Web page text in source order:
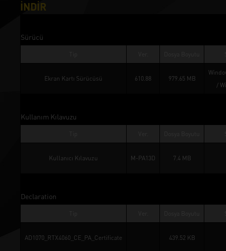
İNDİR
Sürücü
Ekran Kartı Sürücüsü 610.88 979.65 MB
/
Kullanım Kılavuzu
Kullanıcı Kılavuzu M-PA13D 7.4 MB
Declaration
AD1070_RTX4060_CE_PA_Certificate 439.52 KB